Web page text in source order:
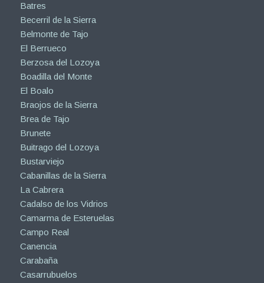
Batres
Becerril de la Sierra
Belmonte de Tajo
El Berrueco
Berzosa del Lozoya
Boadilla del Monte
El Boalo
Braojos de la Sierra
Brea de Tajo
Brunete
Buitrago del Lozoya
Bustarviejo
Cabanillas de la Sierra
La Cabrera
Cadalso de los Vidrios
Camarma de Esteruelas
Campo Real
Canencia
Carabaña
Casarrubuelos